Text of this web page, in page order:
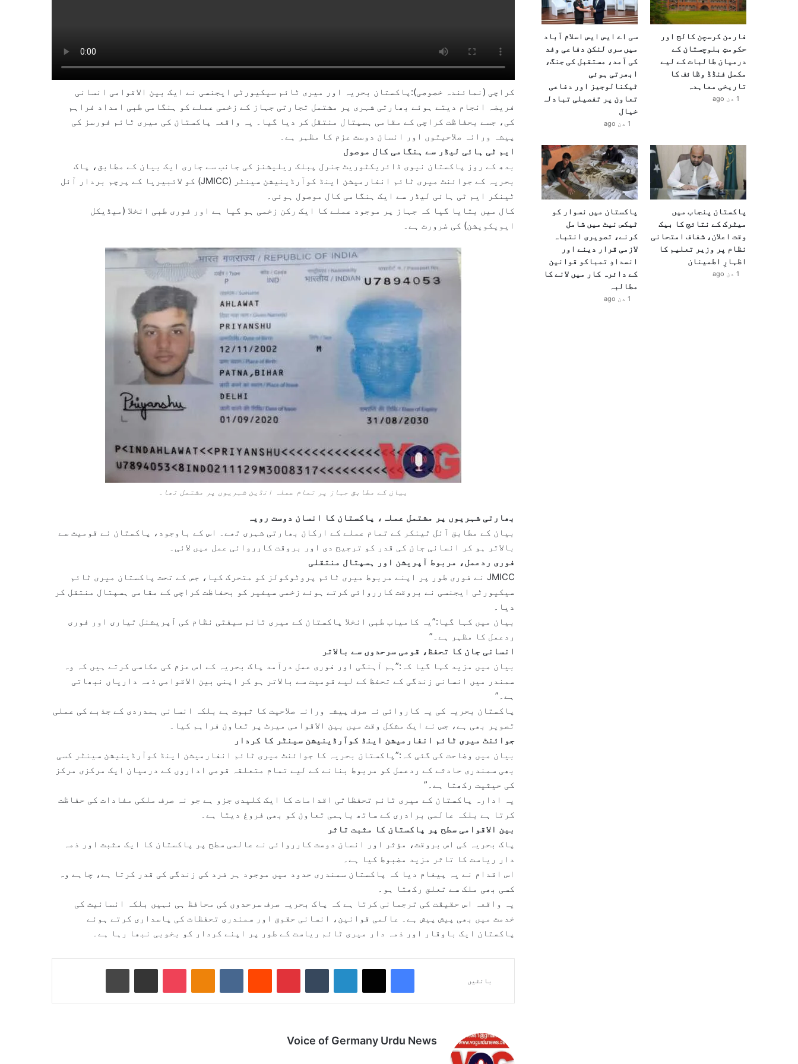
کراچی (نمائندہ خصوصی):پاکستان بحریہ اور میری ٹائم سیکیورٹی ایجنسی نے ایک بین الاقوامی انسانی
فریضہ انجام دیتے ہوئے بھارتی شہری پر مشتمل تجارتی جہاز کے زخمی عملے کو ہنگامی طبی امداد فراہم
کی، جسے بحفاظت کراچی کے مقامی ہسپتال منتقل کر دیا گیا۔ یہ واقعہ پاکستان کی میری ٹائم فورسز کی
پیشہ ورانہ صلاحیتوں اور انسان دوست عزم کا مظہر ہے۔
ایم ٹی ہائی لیڈر سے ہنگامی کال موصول
بدھ کے روز پاکستان نیوی ڈائریکٹوریٹ جنرل پبلک ریلیشنز کی جانب سے جاری ایک بیان کے مطابق، پاک
بحریہ کے جوائنٹ میری ٹائم انفارمیشن اینڈ کوآرڈینیشن سینٹر (JMICC) کو لائبیریا کے پرچم بردار آئل
ٹینکر ایم ٹی ہائی لیڈر سے ایک ہنگامی کال موصول ہوئی۔
کال میں بتایا گیا کہ جہاز پر موجود عملے کا ایک رکن زخمی ہو گیا ہے اور فوری طبی انخلا (میڈیکل
ایویکویشن) کی ضرورت ہے۔
بیان کے مطابق جہاز پر تمام عملہ انڈین شہریوں پر مشتمل تھا۔
بھارتی شہریوں پر مشتمل عملہ، پاکستان کا انسان دوست رویہ
بیان کے مطابق آئل ٹینکر کے تمام عملے کے ارکان بھارتی شہری تھے۔ اس کے باوجود، پاکستان نے قومیت سے
بالاتر ہو کر انسانی جان کی قدر کو ترجیح دی اور بروقت کارروائی عمل میں لائی۔
فوری ردعمل، مربوط آپریشن اور ہسپتال منتقلی
JMICC نے فوری طور پر اپنے مربوط میری ٹائم پروٹوکولز کو متحرک کیا، جس کے تحت پاکستان میری ٹائم
سیکیورٹی ایجنسی نے بروقت کارروائی کرتے ہوئے زخمی سیفیر کو بحفاظت کراچی کے مقامی ہسپتال منتقل کر
دیا۔
بیان میں کہا گیا:”یہ کامیاب طبی انخلا پاکستان کے میری ٹائم سیفٹی نظام کی آپریشنل تیاری اور فوری
ردعمل کا مظہر ہے۔”
انسانی جان کا تحفظ، قومی سرحدوں سے بالاتر
بیان میں مزید کہا گیا کہ:”ہم آہنگی اور فوری عمل درآمد پاک بحریہ کے اس عزم کی عکاسی کرتے ہیں کہ وہ
سمندر میں انسانی زندگی کے تحفظ کے لیے قومیت سے بالاتر ہو کر اپنی بین الاقوامی ذمہ داریاں نبھاتی
ہے۔”
پاکستان بحریہ کی یہ کاروائی نہ صرف پیشہ ورانہ صلاحیت کا ثبوت ہے بلکہ انسانی ہمدردی کے جذبے کی عملی
تصویر بھی ہے، جس نے ایک مشکل وقت میں بین الاقوامی میرٹ پر تعاون فراہم کیا۔
جوائنٹ میری ٹائم انفارمیشن اینڈ کوآرڈینیشن سینٹر کا کردار
بیان میں وضاحت کی گئی کہ:”پاکستان بحریہ کا جوائنٹ میری ٹائم انفارمیشن اینڈ کوآرڈینیشن سینٹر کسی
بھی سمندری حادثے کے ردعمل کو مربوط بنانے کے لیے تمام متعلقہ قومی اداروں کے درمیان ایک مرکزی مرکز
کی حیثیت رکھتا ہے۔”
یہ ادارہ پاکستان کے میری ٹائم تحفظاتی اقدامات کا ایک کلیدی جزو ہے جو نہ صرف ملکی مفادات کی حفاظت
کرتا ہے بلکہ عالمی برادری کے ساتھ باہمی تعاون کو بھی فروغ دیتا ہے۔
بین الاقوامی سطح پر پاکستان کا مثبت تاثر
پاک بحریہ کی اس بروقت، مؤثر اور انسان دوست کارروائی نے عالمی سطح پر پاکستان کا ایک مثبت اور ذمہ
دار ریاست کا تاثر مزید مضبوط کیا ہے۔
اس اقدام نے یہ پیغام دیا کہ پاکستان سمندری حدود میں موجود ہر فرد کی زندگی کی قدر کرتا ہے، چاہے وہ
کسی بھی ملک سے تعلق رکھتا ہو۔
یہ واقعہ اس حقیقت کی ترجمانی کرتا ہے کہ پاک بحریہ صرف سرحدوں کی محافظ ہی نہیں بلکہ انسانیت کی
خدمت میں بھی پیش پیش ہے۔ عالمی قوانین، انسانی حقوق اور سمندری تحفظات کی پاسداری کرتے ہوئے
پاکستان ایک باوقار اور ذمہ دار میری ٹائم ریاست کے طور پر اپنے کردار کو بخوبی نبھا رہا ہے۔
بانٹیں
X
LinkedIn
VKontakte ای میل کے ذریعے شیئر کریں
Voice of Germany Urdu News
فارمن کرسچن کالج اور
حکومتِ بلوچستان کے
درمیان طالبات کے لیے
مکمل فنڈڈ وظائف کا
تاریخی معاہدہ
1 دن ago
سی اے ایس ایس اسلام آباد
میں سری لنکن دفاعی وفد
کی آمد، مستقبل کی جنگ،
ابھرتی ہوئی
ٹیکنالوجیز اور دفاعی
تعاون پر تفصیلی تبادلہ
خیال
1 دن ago
پاکستان پنجاب میں
میٹرک کے نتائج کا بیک
وقت اعلان، شفاف امتحانی
نظام پر وزیر تعلیم کا
اظہارِ اطمینان
1 دن ago
پاکستان میں نسوار کو
ٹیکس نیٹ میں شامل
کرنے، تصویری انتباہ
لازمی قرار دینے اور
انسدادِ تمباکو قوانین
کے دائرہ کار میں لانے کا
مطالبہ
1 دن ago